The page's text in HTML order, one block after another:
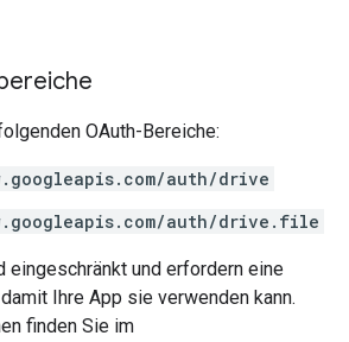
OAuth-Bereiche:
auth/drive
auth/drive.file
eingeschränkt und erfordern eine
Ihre App sie verwenden kann.
finden Sie im